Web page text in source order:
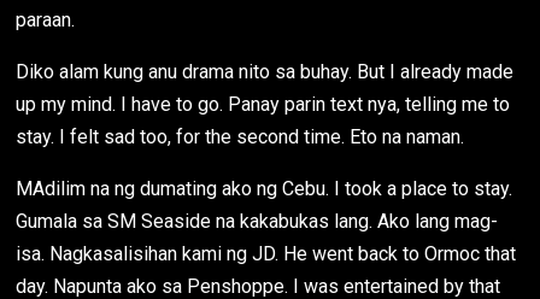
paraan.
Diko alam kung anu drama nito sa buhay. But I already made
up my mind. I have to go. Panay parin text nya, telling me to
stay. I felt sad too, for the second time. Eto na naman.
MAdilim na ng dumating ako ng Cebu. I took a place to stay.
Gumala sa SM Seaside na kakabukas lang. Ako lang mag-
isa. Nagkasalisihan kami ng JD. He went back to Ormoc that
day. Napunta ako sa Penshoppe. I was entertained by that